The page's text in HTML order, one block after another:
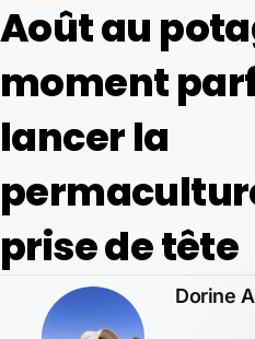
Août au
moment
lancer la
prise de tête
Dorine